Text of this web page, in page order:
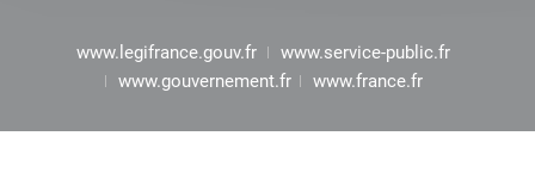
www.legifrance.gouv.fr
www.service-public.fr
www.gouvernement.fr
www.france.fr